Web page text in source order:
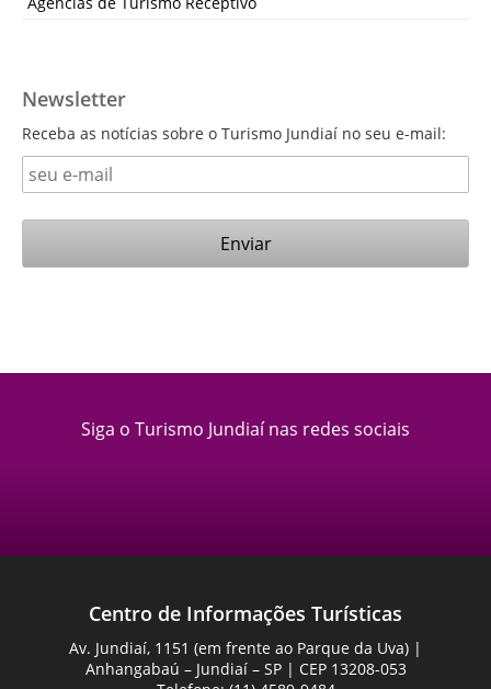
Newsletter
Receba as notícias sobre o Turismo Jundiaí no seu e-mail:
Siga o Turismo Jundiaí nas redes sociais
Centro de Informações Turísticas
Av. Jundiaí, 1151 (em frente ao Parque da Uva) |
Anhangabaú – Jundiaí – SP | CEP 13208-053